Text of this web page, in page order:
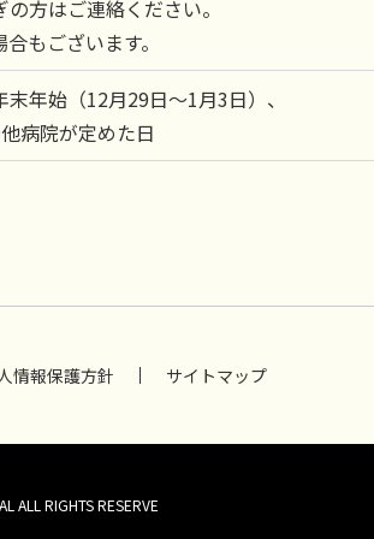
方はご連絡ください。
もございます。
年始（12月29日～1月3日）、
病院が定めた日
情報保護方針 サイトマップ
ALL RIGHTS RESERVE